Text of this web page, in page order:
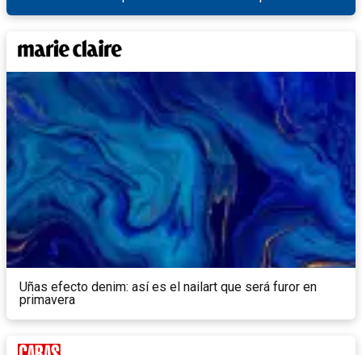
Uñas efecto denim: así es el nailart que será furor en
primavera